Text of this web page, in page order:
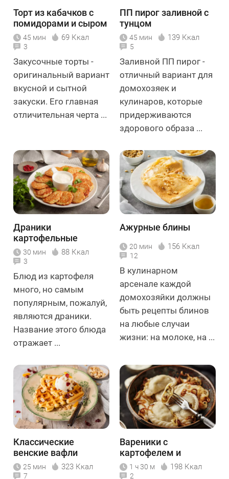
Торт из кабачков с
помидорами и сыром
45 мин 69 Ккал
3
Закусочные торты -
оригинальный вариант
вкусной и сытной
закуски. Его главная
отличительная черта ...
ПП пирог заливной с
тунцом
45 мин 139 Ккал
5
Заливной ПП пирог -
отличный вариант для
домохозяек и
кулинаров, которые
придерживаются
здорового образа ...
Драники
картофельные
классические
30 мин 88 Ккал
3
Блюд из картофеля
много, но самым
популярным, пожалуй,
являются драники.
Название этого блюда
отражает ...
Ажурные блины
20 мин 156 Ккал
12
В кулинарном
арсенале каждой
домохозяйки должны
быть рецепты блинов
на любые случаи
жизни: на молоке, на ...
Классические
венские вафли
25 мин 323 Ккал
7
Вареники с
картофелем и
грибами
1 ч 30 м 198 Ккал
2